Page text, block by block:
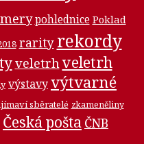
pohlednice Poklad
rarity rekordy
veletrhveletrh
výstavyvýtvarné
sběratelé zkameněliny
Česká pošta ČNB